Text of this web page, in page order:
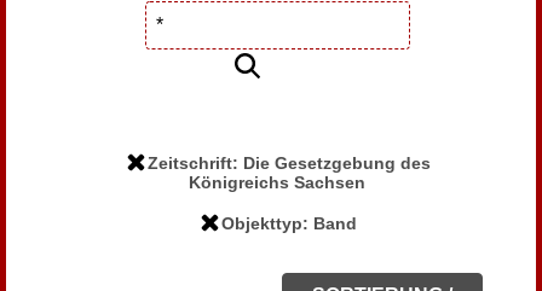
Zeitschrift: Die Gesetzgebung des
Königreichs Sachsen
Objekttyp: Band